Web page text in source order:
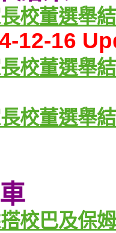
校董選舉
12-16
校董選舉
校董選舉
校巴及保